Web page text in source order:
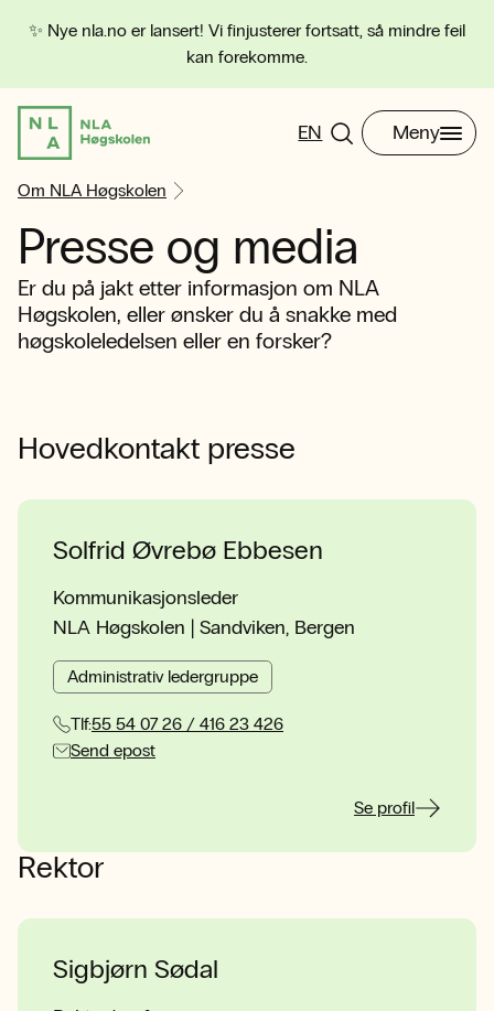
✨ Nye nla.no er lansert! Vi finjusterer fortsatt, så mindre feil
kan forekomme.
EN Meny
Om NLA Høgskolen
Presse og media
Er du på jakt etter informasjon om NLA
Høgskolen, eller ønsker du å snakke med
høgskoleledelsen eller en forsker?
Hovedkontakt presse
Solfrid Øvrebø Ebbesen
Kommunikasjonsleder
NLA Høgskolen | Sandviken, Bergen
Administrativ ledergruppe
Tlf:55 54 07 26 / 416 23 426
Send epost
Se profil
Rektor
Sigbjørn Sødal